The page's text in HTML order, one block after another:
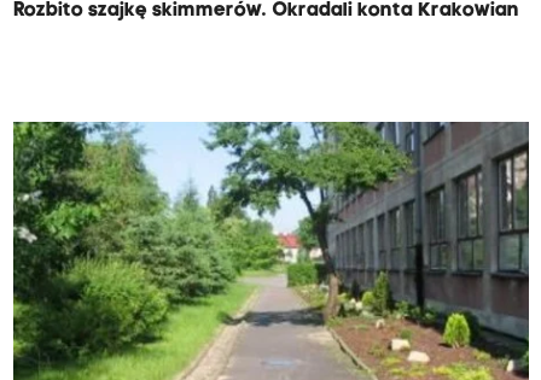
Rozbito szajkę skimmerów. Okradali konta Krakowian